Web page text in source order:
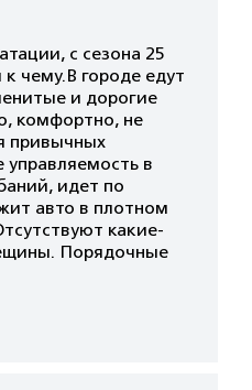
с сезона 25
к чему.В городе едут
и дорогие
комфортно, не
привычных
управляемость в
идет по
авто в плотном
какие-
Порядочные